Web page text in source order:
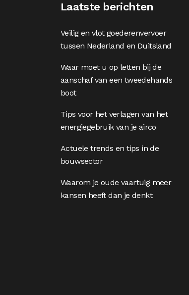
Laatste berichten
Veilig en vlot goederenvervoer
tussen Nederland en Duitsland
Waar moet u op letten bij de
aanschaf van een tweedehands
boot
Tips voor het verlagen van het
energiegebruik van je airco
Actuele trends en tips in de
bouwsector
Waarom je oude vaartuig meer
kansen heeft dan je denkt